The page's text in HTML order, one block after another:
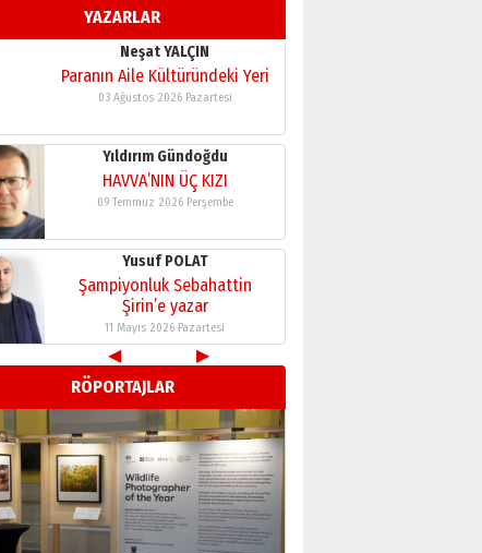
YAZARLAR
Neşat YALÇIN
Paranın Aile Kültüründeki Yeri
03 Ağustos 2026 Pazartesi
Yıldırım Gündoğdu
HAVVA’NIN ÜÇ KIZI
09 Temmuz 2026 Perşembe
Yusuf POLAT
Şampiyonluk Sebahattin
Şirin’e yazar
11 Mayıs 2026 Pazartesi
Neşat YALÇIN
Paranın Aile Kültüründeki Yeri
Yıldırım Gündoğdu
HAVVA’NIN ÜÇ KIZI
09 Temmuz 2026 Perşembe
◀
▶
RÖPORTAJLAR